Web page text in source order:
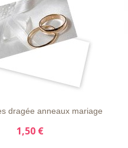
APERÇU
DÉTAILS
dragée anneaux mariage
1,50 €